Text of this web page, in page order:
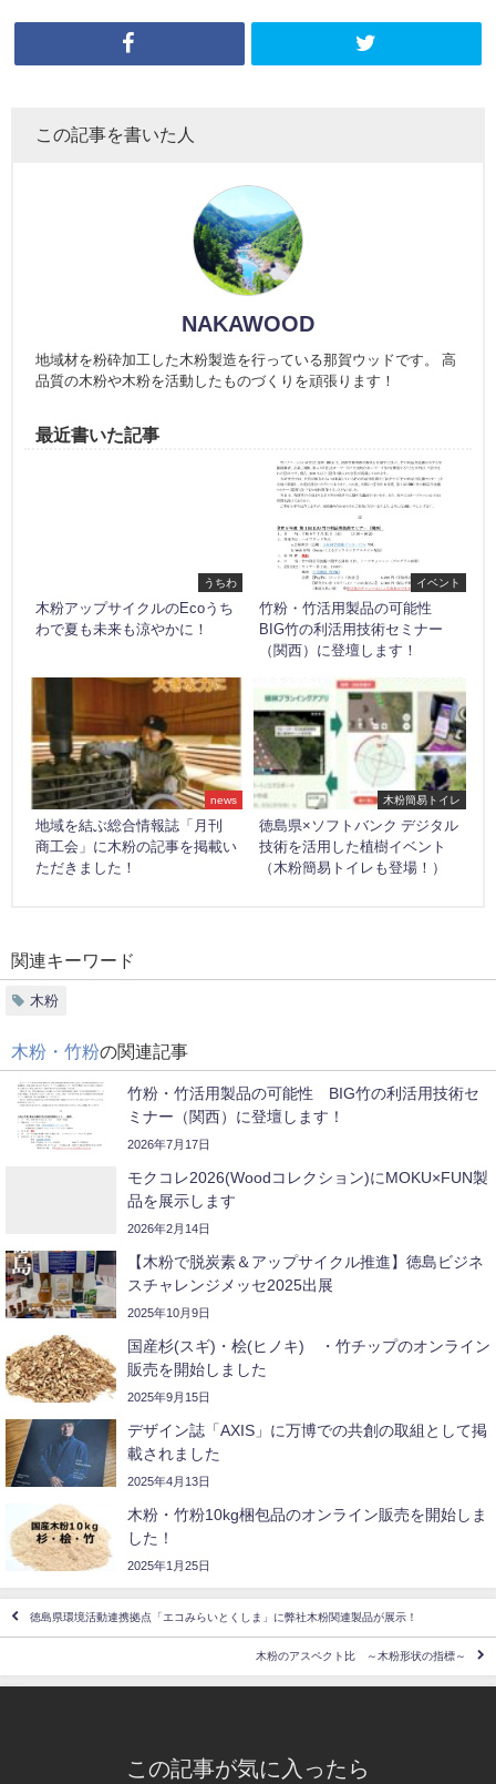
この記事を書いた人
NAKAWOOD
地域材を粉砕加工した木粉製造を行っている那賀ウッドです。 高
品質の木粉や木粉を活動したものづくりを頑張ります！
最近書いた記事
うちわ
木粉アップサイクルのEcoうち
わで夏も未来も涼やかに！
イベント
竹粉・竹活用製品の可能性
BIG竹の利活用技術セミナー
（関西）に登壇します！
news
地域を結ぶ総合情報誌「月刊
商工会」に木粉の記事を掲載い
ただきました！
木粉簡易トイレ
徳島県×ソフトバンク デジタル
技術を活用した植樹イベント
（木粉簡易トイレも登場！）
関連キーワード
木粉
木粉・竹粉の関連記事
竹粉・竹活用製品の可能性 BIG竹の利活用技術セ
ミナー（関西）に登壇します！
2026年7月17日
モクコレ2026(Woodコレクション)にMOKU×FUN製
品を展示します
2026年2月14日
【木粉で脱炭素＆アップサイクル推進】徳島ビジネ
スチャレンジメッセ2025出展
2025年10月9日
国産杉(スギ)・桧(ヒノキ) ・竹チップのオンライン
販売を開始しました
2025年9月15日
デザイン誌「AXIS」に万博での共創の取組として掲
載されました
2025年4月13日
木粉・竹粉10kg梱包品のオンライン販売を開始しま
した！
2025年1月25日
徳島県環境活動連携拠点「エコみらいとくしま」に弊社木粉関連製品が展示！
木粉のアスペクト比 ～木粉形状の指標～
この記事が気に入ったら